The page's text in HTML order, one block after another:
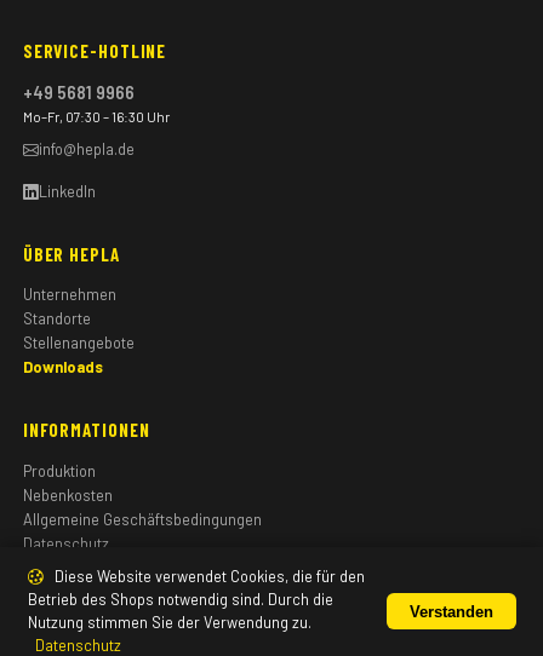
SERVICE-HOTLINE
+49 5681 9966
Mo–Fr, 07:30 – 16:30 Uhr
info@hepla.de
LinkedIn
ÜBER HEPLA
Unternehmen
Standorte
Stellenangebote
Downloads
INFORMATIONEN
Produktion
Nebenkosten
Allgemeine Geschäftsbedingungen
Datenschutz
Impressum
Diese Website verwendet Cookies, die für den
Betrieb des Shops notwendig sind. Durch die
Nutzung stimmen Sie der Verwendung zu.
Datenschutz
Verstanden